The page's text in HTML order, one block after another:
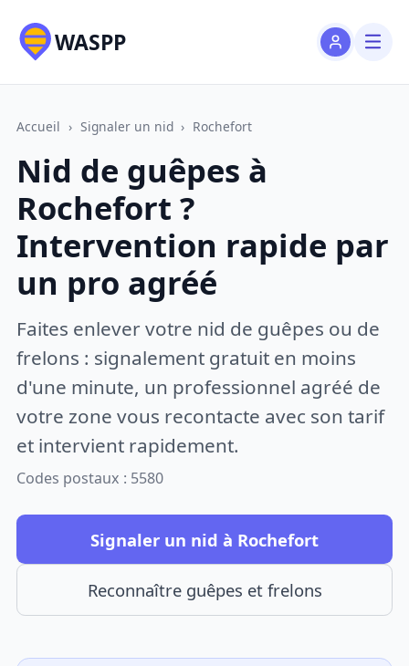
WASPP
Accueil › Signaler un nid › Rochefort
Nid de guêpes à
Rochefort ?
Intervention rapide par
un pro agréé
Faites enlever votre nid de guêpes ou de
frelons : signalement gratuit en moins
d'une minute, un professionnel agréé de
votre zone vous recontacte avec son tarif
et intervient rapidement.
Codes postaux : 5580
Signaler un nid à Rochefort
Reconnaître guêpes et frelons